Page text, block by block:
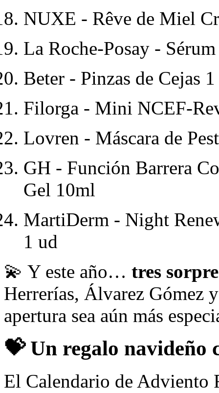
NUXE - Rêve de Miel
La Roche-Posay -
Beter - Pinzas de Cejas
Filorga - Mini NCEF-
Lovren - Máscara de
GH - Función Barrera
Gel 10ml
MartiDerm - Night
1 ud
💫 Y este año… tres
Herrerías, Álvarez Gómez
apertura sea aún más
💝Un regalo navideño
El Calendario de Adviento